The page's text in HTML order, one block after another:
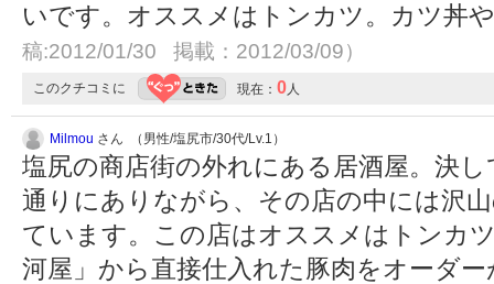
いです。オススメはトンカツ。カツ丼
稿:2012/01/30 掲載：2012/03/09）
このクチコミに 現在： 0人
Milmou さん （男性/塩尻市/30代/Lv.1）
塩尻の商店街の外れにある居酒屋。決
通りにありながら、その店の中には沢
ています。この店はオススメはトンカ
河屋」から直接仕入れた豚肉をオーダ